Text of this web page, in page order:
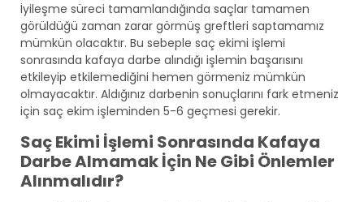
İyileşme süreci tamamlandığında saçlar tamamen
görüldüğü zaman zarar görmüş greftleri saptamamız
mümkün olacaktır. Bu sebeple saç ekimi işlemi
sonrasında kafaya darbe alındığı işlemin başarısını
etkileyip etkilemediğini hemen görmeniz mümkün
olmayacaktır. Aldığınız darbenin sonuçlarını fark etmeniz
için saç ekim işleminden 5-6 geçmesi gerekir.
Saç Ekimi İşlemi Sonrasında Kafaya
Darbe Almamak İçin Ne Gibi Önlemler
Alınmalıdır?